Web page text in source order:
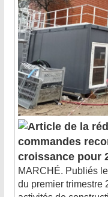
commandes
croissance pour
MARCHÉ. Publiés
du premier trimestre
activités de